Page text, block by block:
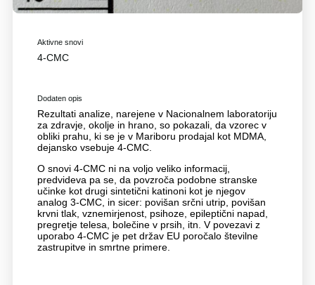
Aktivne snovi
4-CMC
Dodaten opis
Rezultati analize, narejene v Nacionalnem laboratoriju
za zdravje, okolje in hrano, so pokazali, da vzorec v
obliki prahu, ki se je v Mariboru prodajal kot MDMA,
dejansko vsebuje 4-CMC.
O snovi 4-CMC ni na voljo veliko informacij,
predvideva pa se, da povzroča podobne stranske
učinke kot drugi sintetični katinoni kot je njegov
analog 3-CMC, in sicer: povišan srčni utrip, povišan
krvni tlak, vznemirjenost, psihoze, epileptični napad,
pregretje telesa, bolečine v prsih, itn. V povezavi z
uporabo 4-CMC je pet držav EU poročalo številne
zastrupitve in smrtne primere.